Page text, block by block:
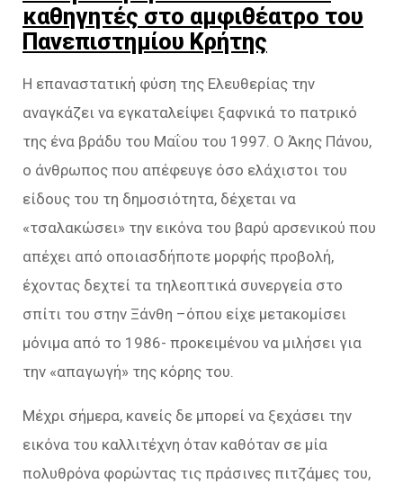
καθηγητές στο αμφιθέατρο του
Πανεπιστημίου Κρήτης
Η επαναστατική φύση της Ελευθερίας την
αναγκάζει να εγκαταλείψει ξαφνικά το πατρικό
της ένα βράδυ του Μαΐου του 1997. Ο Άκης Πάνου,
ο άνθρωπος που απέφευγε όσο ελάχιστοι του
είδους του τη δημοσιότητα, δέχεται να
«τσαλακώσει» την εικόνα του βαρύ αρσενικού που
απέχει από οποιασδήποτε μορφής προβολή,
έχοντας δεχτεί τα τηλεοπτικά συνεργεία στο
σπίτι του στην Ξάνθη –όπου είχε μετακομίσει
μόνιμα από το 1986- προκειμένου να μιλήσει για
την «απαγωγή» της κόρης του.
Μέχρι σήμερα, κανείς δε μπορεί να ξεχάσει την
εικόνα του καλλιτέχνη όταν καθόταν σε μία
πολυθρόνα φορώντας τις πράσινες πιτζάμες του,